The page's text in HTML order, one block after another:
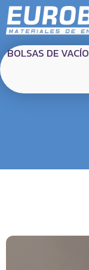
BOLSAS DE VACÍO